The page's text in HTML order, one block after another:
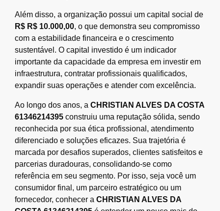
Além disso, a organização possui um capital social de
R$ R$ 10.000,00, o que demonstra seu compromisso
com a estabilidade financeira e o crescimento
sustentável. O capital investido é um indicador
importante da capacidade da empresa em investir em
infraestrutura, contratar profissionais qualificados,
expandir suas operações e atender com excelência.
Ao longo dos anos, a CHRISTIAN ALVES DA COSTA
61346214395 construiu uma reputação sólida, sendo
reconhecida por sua ética profissional, atendimento
diferenciado e soluções eficazes. Sua trajetória é
marcada por desafios superados, clientes satisfeitos e
parcerias duradouras, consolidando-se como
referência em seu segmento. Por isso, seja você um
consumidor final, um parceiro estratégico ou um
fornecedor, conhecer a CHRISTIAN ALVES DA